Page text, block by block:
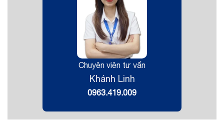
Chuyên viên tư vấn
Khánh Linh
0963.419.009